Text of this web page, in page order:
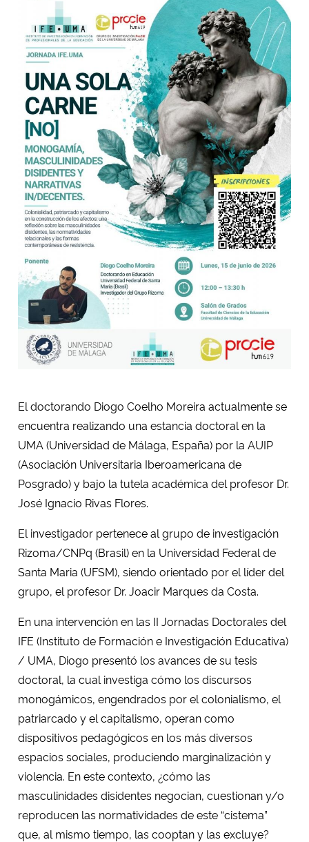
Ministério do Turismo
Ministério do Desenvolvimento Regional
Controladoria-Geral da União
Ministério da Mulher, da Família e dos Direitos Humanos
Secretaria-Geral
Secretaria de Governo
Gabinete de Segurança Institucional
Advocacia-Geral da União
Banco Central do Brasil
El doctorando Diogo Coelho Moreira actualmente se
encuentra realizando una estancia doctoral en la
UMA (Universidad de Málaga, España) por la AUIP
(Asociación Universitaria Iberoamericana de
Posgrado) y bajo la tutela académica del profesor Dr.
José Ignacio Rivas Flores.
El investigador pertenece al grupo de investigación
Rizoma/CNPq (Brasil) en la Universidad Federal de
Santa Maria (UFSM), siendo orientado por el líder del
grupo, el profesor Dr. Joacir Marques da Costa.
En una intervención en las II Jornadas Doctorales del
IFE (Instituto de Formación e Investigación Educativa)
/ UMA, Diogo presentó los avances de su tesis
doctoral, la cual investiga cómo los discursos
monogámicos, engendrados por el colonialismo, el
patriarcado y el capitalismo, operan como
dispositivos pedagógicos en los más diversos
espacios sociales, produciendo marginalización y
violencia. En este contexto, ¿cómo las
masculinidades disidentes negocian, cuestionan y/o
reproducen las normatividades de este “cistema”
que, al mismo tiempo, las cooptan y las excluye?